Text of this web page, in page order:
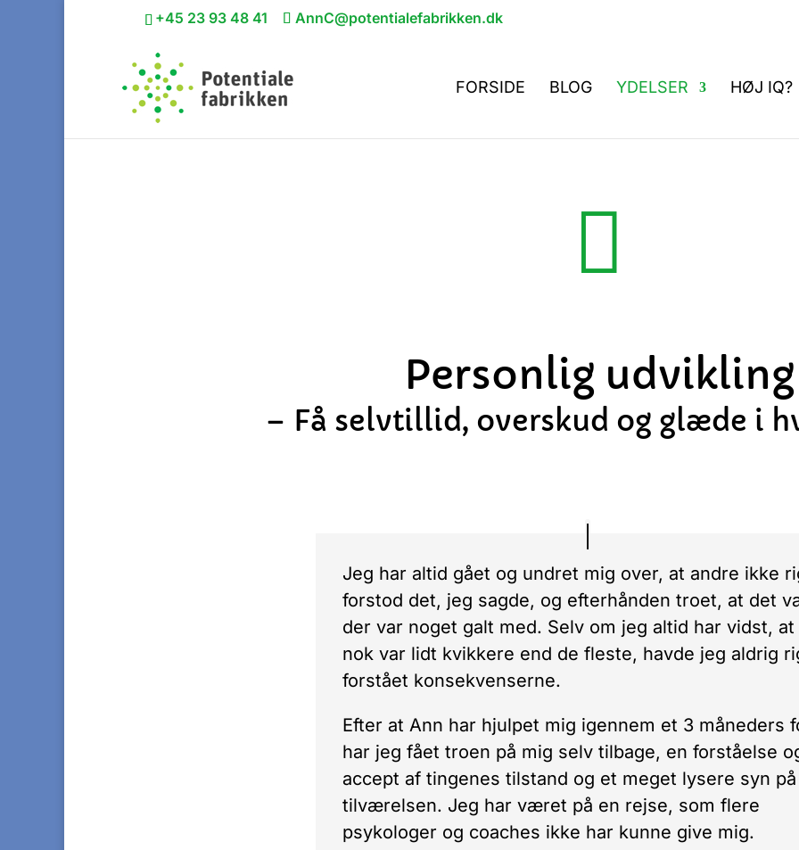
+45 23 93 48 41 AnnC@potentialefabrikken.dk
FORSIDE BLOG YDELSER HØJ IQ?

Personlig udvikling
– Få selvtillid, overskud og glæde i
Jeg har altid gået og undret mig over, at andre ikke
forstod det, jeg sagde, og efterhånden troet, at det
der var noget galt med. Selv om jeg altid har vidst,
nok var lidt kvikkere end de fleste, havde jeg aldrig
forstået konsekvenserne.
Efter at Ann har hjulpet mig igennem et 3 måneders
har jeg fået troen på mig selv tilbage, en forståelse
accept af tingenes tilstand og et meget lysere syn på
tilværelsen. Jeg har været på en rejse, som flere
psykologer og coaches ikke har kunne give mig.